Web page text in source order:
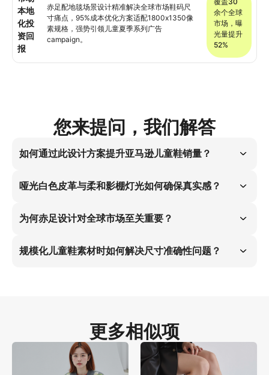
本地
化投
资回
报
赤足配地毯场景设计精准解决全球市场鞋码尺
寸痛点，95%成本优化方案适配1800x1350像
素规格，强势引领儿童夏季系列广告
campaign。
余个全球
市场，曝
光量提升
52%
您来提问，我们解答
如何通过此设计方案提升亚马逊儿童鞋销量？
码尺寸痛点，使白款儿童平底鞋在儿童夏季系列广告中转化率提升
哑光白色皮革与柔和影棚灯光如何确保真实感？
射模拟真实穿着效果，彻底消除视觉不协调感，为家长提供可靠尺寸参
考。
为何赤足设计对全球市场至关重要？
准捕捉纯白儿童乐福鞋的高意向客群，在30余国市场有效解决尺寸顾
规模化儿童鞋素材时如何解决尺寸准确性问题？
更多相似项